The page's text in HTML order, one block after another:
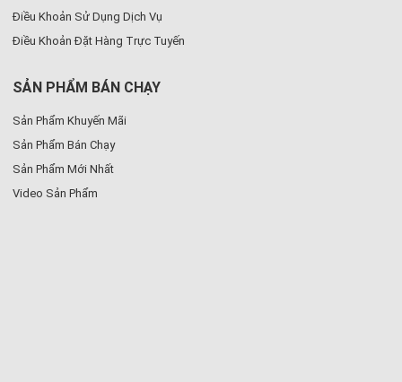
Điều Khoản Sử Dụng Dịch Vụ
Điều Khoản Đặt Hàng Trực Tuyến
SẢN PHẨM BÁN CHẠY
Sản Phẩm Khuyến Mãi
Sản Phẩm Bán Chạy
Sản Phẩm Mới Nhất
Video Sản Phẩm